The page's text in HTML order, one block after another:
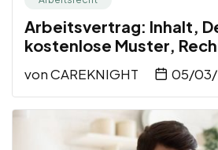
Arbeitsvertrag: Inhalt,
kostenlose Muster,
vonCAREKNIGHT 05/